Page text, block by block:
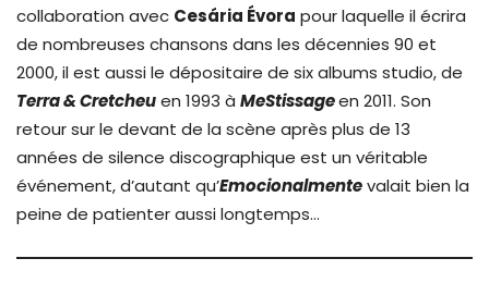
collaboration avec Cesária Évora pour laquelle il écrira
de nombreuses chansons dans les décennies 90 et
2000, il est aussi le dépositaire de six albums studio, de
Terra & Cretcheuen 1993 à MeStissageen 2011. Son
retour sur le devant de la scène après plus de 13
années de silence discographique est un véritable
événement, d’autant qu’Emocionalmentevalait bien la
peine de patienter aussi longtemps…